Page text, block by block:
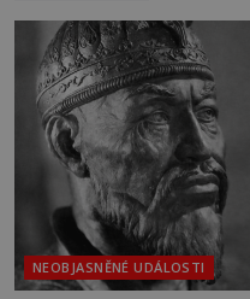
mezi vůdce
skutečně jistou
NEOBJASNĚNÉ UDÁLOSTI